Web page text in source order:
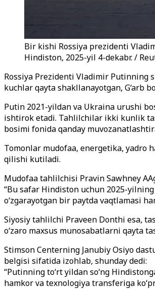
Bir kishi Rossiya prezidenti
Hindiston, 2025-yil 4-dekabr. /
Rossiya Prezidenti Vladimir Putinning
kuchlar qayta shakllanayotgan, G‘arb
Putin 2021-yildan va Ukraina urushi
ishtirok etadi. Tahlilchilar ikki kunlik
bosimi fonida qanday
Tomonlar mudofaa, energetika, yadro
qilishi kutiladi.
Mudofaa tahlilchisi Pravin Sawhney
“Bu safar Hindiston uchun 2025-
o‘zgarayotgan bir paytda vaqtlamasi
Siyosiy tahlilchi Praveen Donthi esa,
o‘zaro maxsus munosabatlarni qayta
Stimson Centerning Janubiy Osiyo
belgisi sifatida izohlab, shunday dedi:
“Putinning to‘rt yildan so‘ng
hamkor va texnologiya transferiga